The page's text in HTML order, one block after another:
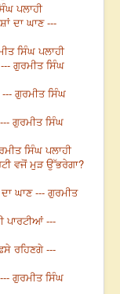
ਪਲਾਹੀ
ਦਾ ਘਾਣ ---
ਸਿੰਘ ਪਲਾਹੀ
ਗੁਰਮੀਤ ਸਿੰਘ
ਗੁਰਮੀਤ ਸਿੰਘ
ਗੁਰਮੀਤ ਸਿੰਘ
ਸਿੰਘ ਪਲਾਹੀ
ਵਜੋਂ ਮੁੜ ਉੱਭਰੇਗਾ?
ਘਾਣ --- ਗੁਰਮੀਤ
ਪਾਰਟੀਆਂ ---
ਰਹਿਣਗੇ ---
ਗੁਰਮੀਤ ਸਿੰਘ